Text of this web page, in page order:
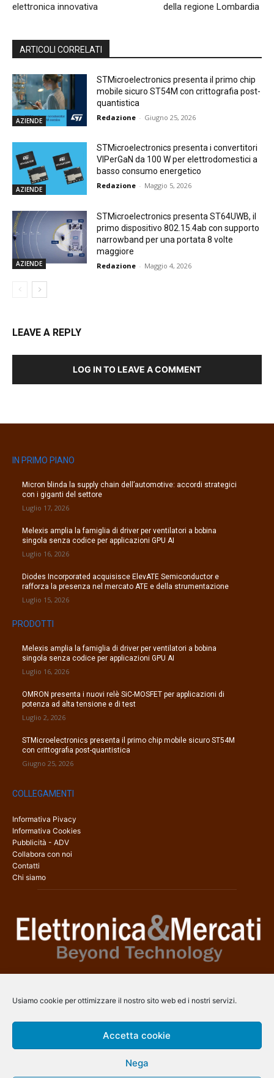
Usiamo cookie per ottimizzare il nostro sito web ed i nostri servizi.
Accetta cookie
Nega
elettronica innovativa
della regione Lombardia
ARTICOLI CORRELATI
AZIENDE
STMicroelectronics presenta il primo chip
mobile sicuro ST54M con crittografia post-
quantistica
Redazione - Giugno 25, 2026
AZIENDE
STMicroelectronics presenta i convertitori
VIPerGaN da 100 W per elettrodomestici a
basso consumo energetico
Redazione - Maggio 5, 2026
AZIENDE
STMicroelectronics presenta ST64UWB, il
primo dispositivo 802.15.4ab con supporto
narrowband per una portata 8 volte
maggiore
Redazione - Maggio 4, 2026
LEAVE A REPLY
LOG IN TO LEAVE A COMMENT
IN PRIMO PIANO
Micron blinda la supply chain dell’automotive: accordi strategici
con i giganti del settore
Luglio 17, 2026
Melexis amplia la famiglia di driver per ventilatori a bobina
singola senza codice per applicazioni GPU AI
Luglio 16, 2026
Diodes Incorporated acquisisce ElevATE Semiconductor e
rafforza la presenza nel mercato ATE e della strumentazione
Luglio 15, 2026
PRODOTTI
Melexis amplia la famiglia di driver per ventilatori a bobina
singola senza codice per applicazioni GPU AI
Luglio 16, 2026
OMRON presenta i nuovi relè SiC-MOSFET per applicazioni di
potenza ad alta tensione e di test
Luglio 2, 2026
STMicroelectronics presenta il primo chip mobile sicuro ST54M
con crittografia post-quantistica
Giugno 25, 2026
COLLEGAMENTI
Informativa Pivacy
Informativa Cookies
Pubblicità - ADV
Collabora con noi
Contatti
Chi siamo
una copertura a 360° che coinvolge tecnologie, prodotti, mercati e
info@arscommunication.it
SEGUICI